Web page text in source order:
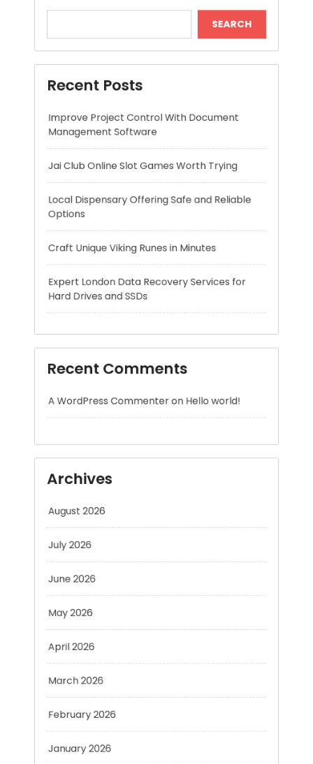
Improve Project Control With Document
Jai Club Online Slot Games Worth Trying
Options
Craft Unique Viking Runes in Minutes
Expert London Data Recovery Services for
Hard Drives and SSDs
Recent Comments
A WordPress CommenteronHello world!
June 2026
May 2026
April 2026
February 2026